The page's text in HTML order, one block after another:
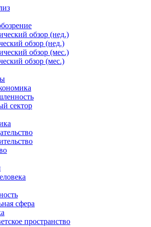
обзор (нед.)
обзор (нед.)
обзор (мес.)
обзор (мес.)
сектор
сфера
пространство